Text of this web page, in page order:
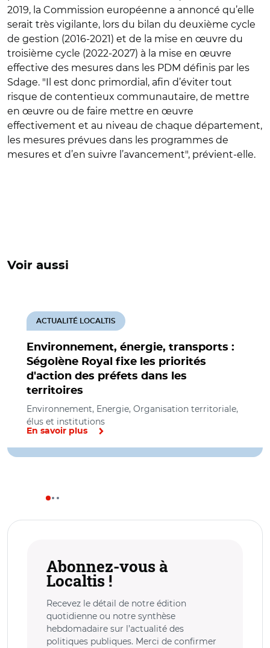
2019, la Commission européenne a annoncé qu’elle
serait très vigilante, lors du bilan du deuxième cycle
de gestion (2016-2021) et de la mise en œuvre du
troisième cycle (2022-2027) à la mise en œuvre
effective des mesures dans les PDM définis par les
Sdage. "Il est donc primordial, afin d’éviter tout
risque de contentieux communautaire, de mettre
en œuvre ou de faire mettre en œuvre
effectivement et au niveau de chaque département,
les mesures prévues dans les programmes de
mesures et d’en suivre l’avancement", prévient-elle.
Voir aussi
Environnement, énergie, transports :
Ségolène Royal fixe les priorités
d'action des préfets dans les
territoires
ACTUALITÉ LOCALTIS
Environnement, Energie, Organisation territoriale,
élus et institutions
En savoir plus
Abonnez-vous à
Localtis !
Recevez le détail de notre édition
quotidienne ou notre synthèse
hebdomadaire sur l’actualité des
politiques publiques. Merci de confirmer